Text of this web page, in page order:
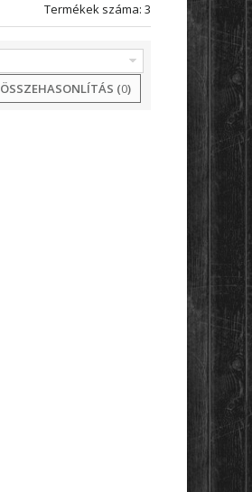
Termékek száma: 3
ÖSSZEHASONLÍTÁS (0)